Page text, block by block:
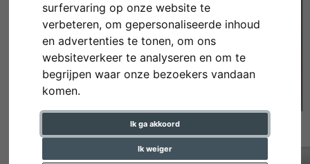
surfervaring op onze website te
verbeteren, om gepersonaliseerde inhoud
en advertenties te tonen, om ons
websiteverkeer te analyseren en om te
begrijpen waar onze bezoekers vandaan
komen.
Ik ga akkoord
Ik weiger
Terug